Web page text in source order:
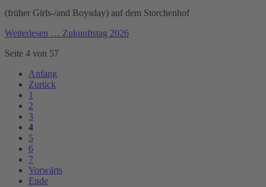
(früher Girls-/and Boysday) auf dem Storchenhof
Weiterlesen … Zukunftstag 2026
Seite 4 von 57
Anfang
Zurück
1
2
3
4
5
6
7
Vorwärts
Ende